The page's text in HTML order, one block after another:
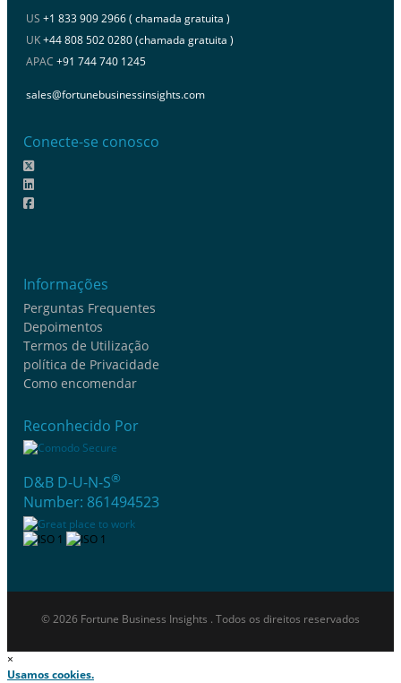
US +1 833 909 2966 ( chamada gratuita )
UK+44 808 502 0280 (chamada gratuita )
APAC +91 744 740 1245
sales@fortunebusinessinsights.com
Conecte-se conosco
Informações
Perguntas Frequentes
Depoimentos
Termos de Utilização
política de Privacidade
Como encomendar
Reconhecido Por
D&B D-U-N-S®
Number: 861494523
© 2026 Fortune Business Insights . Todos os direitos reservados
×
Usamos cookies.